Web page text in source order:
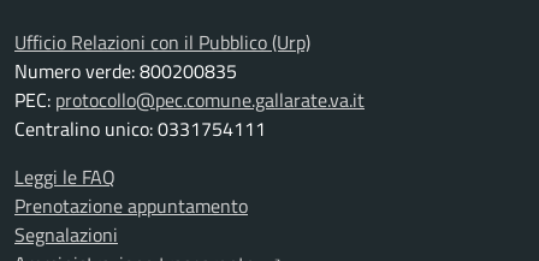
Ufficio Relazioni con il Pubblico (Urp)
Numero verde: 800200835
PEC: protocollo@pec.comune.gallarate.va.it
Centralino unico: 0331754111
Leggi le FAQ
Prenotazione appuntamento
Segnalazioni